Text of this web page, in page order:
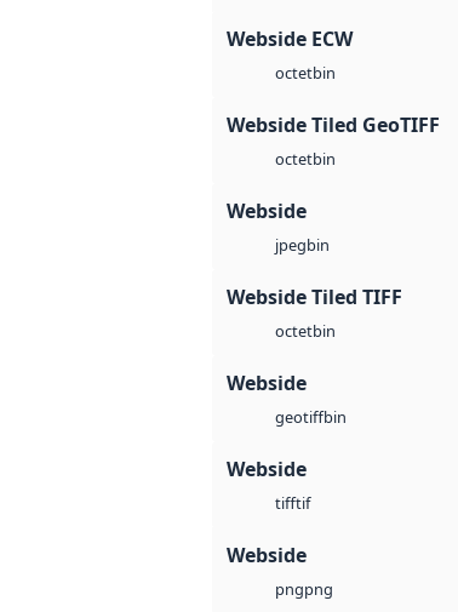
Webside ECW
octetbin
Webside Tiled GeoTIFF
octetbin
Webside
jpegbin
Webside Tiled TIFF
octetbin
Webside
geotiffbin
Webside
tifftif
Webside
pngpng